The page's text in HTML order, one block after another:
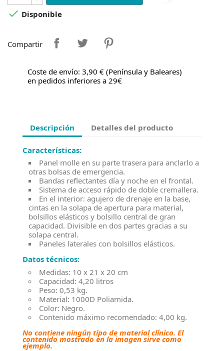
 Disponible
Compartir
Coste de envío: 3,90 € (Península y Baleares)
en pedidos inferiores a 29€
Descripción Detalles del producto
Características:
Panel molle en su parte trasera para anclarlo a
otras bolsas de emergencia.
Bandas reflectantes día y noche en el frontal.
Sistema de acceso rápido de doble cremallera.
En el interior: agujero de drenaje en la base,
cintas en la solapa de apertura para material,
bolsillos elásticos y bolsillo central de gran
capacidad. Divisible en dos partes gracias a su
solapa central.
Paneles laterales con bolsillos elásticos.
Datos técnicos:
Medidas: 10 x 21 x 20 cm
Capacidad: 4,20 litros
Peso: 0,53 kg.
Material: 1000D Poliamida.
Color: Negro.
Contenido máximo recomendado: 4,00 kg.
No contiene ningún tipo de material clínico. El
contenido mostrado en la imagen sirve como
ejemplo.